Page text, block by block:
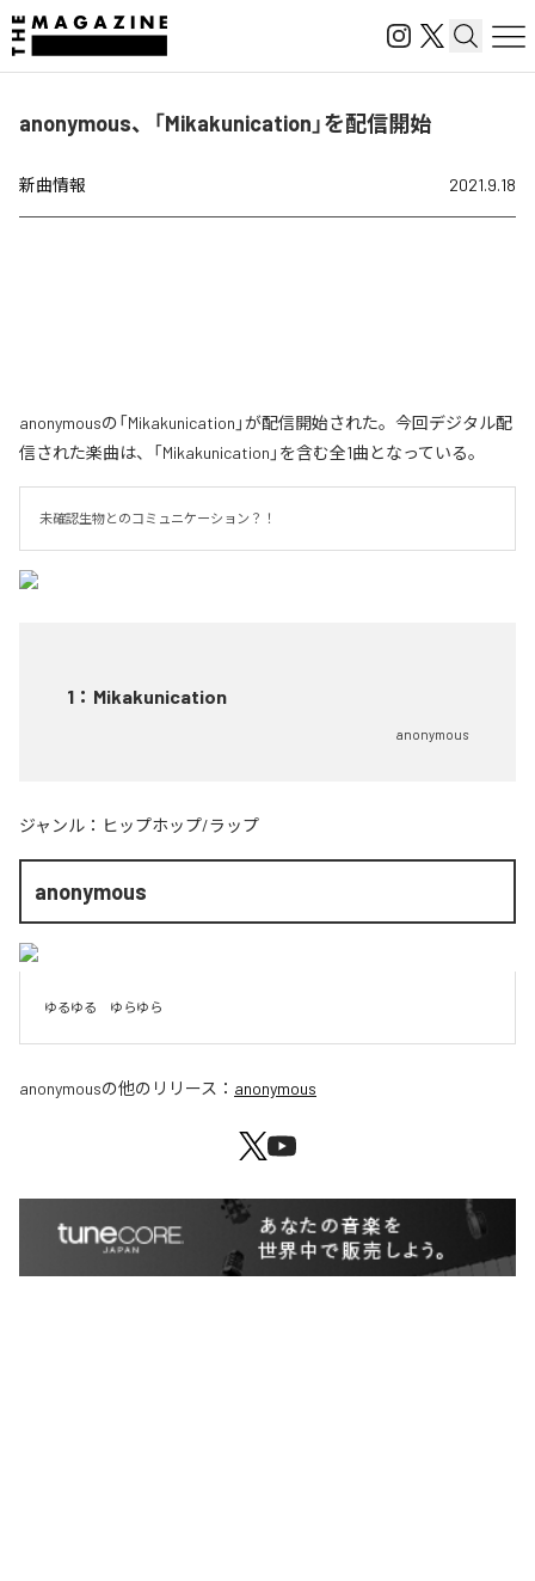
anonymous、「Mikakunication」を配信開始
新曲情報 2021.9.18
anonymousの「Mikakunication」が配信開始された。今回デジタル配
信された楽曲は、「Mikakunication」を含む全1曲となっている。
未確認生物とのコミュニケーション？！
1 ： Mikakunication
anonymous
ジャンル： ヒップホップ/ラップ
anonymous
ゆるゆる　ゆらゆら
anonymousの他のリリース： anonymous